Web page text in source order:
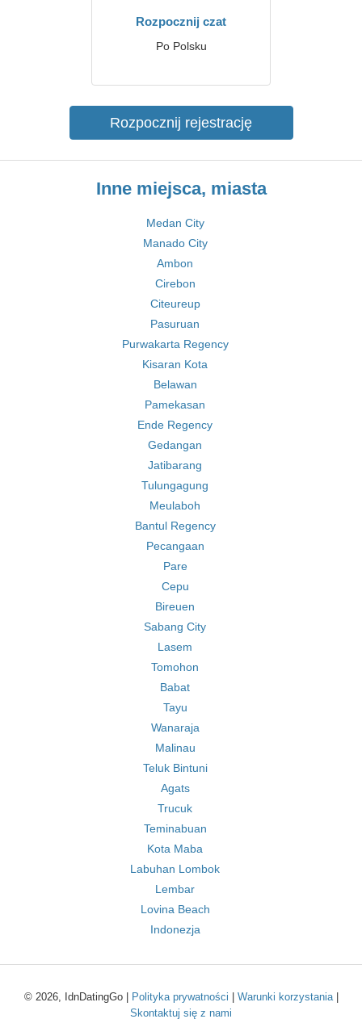
Rozpocznij czat
Po Polsku
Rozpocznij rejestrację
Inne miejsca, miasta
Medan City
Manado City
Ambon
Cirebon
Citeureup
Pasuruan
Purwakarta Regency
Kisaran Kota
Belawan
Pamekasan
Ende Regency
Gedangan
Jatibarang
Tulungagung
Meulaboh
Bantul Regency
Pecangaan
Pare
Cepu
Bireuen
Sabang City
Lasem
Tomohon
Babat
Tayu
Wanaraja
Malinau
Teluk Bintuni
Agats
Trucuk
Teminabuan
Kota Maba
Labuhan Lombok
Lembar
Lovina Beach
Indonezja
© 2026, IdnDatingGo | Polityka prywatności Warunki korzystania|
Skontaktuj się z nami